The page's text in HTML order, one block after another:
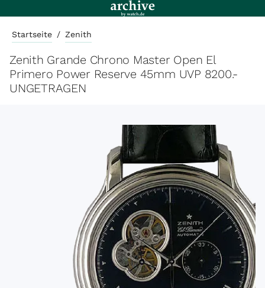
Startseite / Zenith
Zenith Grande Chrono Master Open El
Primero Power Reserve 45mm UVP 8200.-
UNGETRAGEN